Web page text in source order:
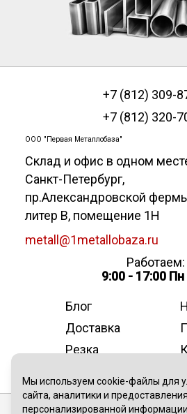
+7 (812) 309-
+7 (812) 320-
ООО "Первая Металлобаза"
Склад и офис в одном
Санкт-Петербург,
пр.Александровской
литер В, помещение 1Н
metall@1metallobaza.ru
Работаем:
9:00 - 17:00
Блог
Доставка
Резка
Мы используем cookie-файлы для
сайта, аналитики и предоставления
персонализированной информации.